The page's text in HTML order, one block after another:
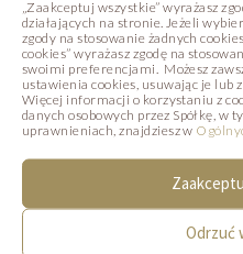
„Zaakceptuj wszystkie” wyrażasz
działających na stronie. Jeżeli
zgody na stosowanie żadnych
cookies” wyrażasz zgodę na
swoimi preferencjami. Możesz
ustawienia cookies, usuwając je lub
Więcej informacji o korzystaniu z
danych osobowych przez Spółkę, w
uprawnieniach, znajdziesz w
Odrzuć
z aromatami
i pianek
uzupełnia
Wiszące Bombki
świąteczne
z białej czekoladyi
masy cukrowej,
wykończeniem
świąteczną